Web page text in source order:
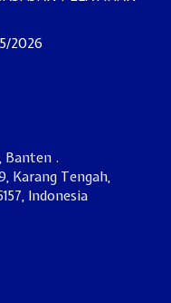
2026
Banten .
Karang Tengah,
Indonesia